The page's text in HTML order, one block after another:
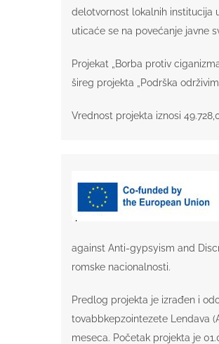
delotvornost lokalnih institucija
uticaće se na povećanje javne
Projekat „Borba protiv
šireg projekta „Podrška
Vrednost projekta iznosi
against Anti-gypsyism and
romske nacionalnosti.
Predlog projekta je izrađen i
tovabbkepzointezete Lendava
meseca. Početak projekta je